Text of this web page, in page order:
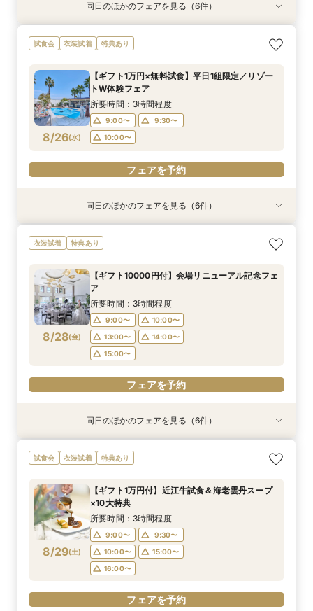
特典あり
8/25(火)
【無料相談】結婚式の悩みや不安を解決・ブライ
ダル相談会
9:00〜
13:00〜
14:00〜
フェアを予約
8/25(火)
【Webオンライン相談】ご遠方の方も在宅のまま
で安心！日程の空き状況＆お見積り相談まで♪か
付きフェアへご招待！
所要時間：2時間程度
フェアを予約
8/25(火)
最短90分！見積×日程×クイック相談会
15:00〜 15:30〜
フェアを予約
特典あり
8/25(火)
【8～30名様◇貸切り】水上ヴィラ見学×家族婚
プラン相談会！結婚式は大好きなご家族と♪そん
名/50万の安心価格で叶える！アットホームＷ♪
所要時間：3時間程度
14:00〜
15:00〜
フェアを予約
特典あり
8/25(火)
【平日限定】最旬ドレス試着&見学もOK◎先取り
花嫁体験付相談会
9:00〜
13:00〜
14:00〜
フェアを予約
8/25(火)
【平日限定】フォト婚×会食×挙式のみも◎結婚
準備なんでも相談会
10:00〜
13:00〜
15:00〜
16:00〜
同日のほかのフェアを見る（6件）
試食会 衣装試着 特典あり
8/26(水)
【ギフト1万円×無料試食】平日1組限定／リゾー
トW体験フェア
所要時間：3時間程度
9:00〜
9:30〜
10:00〜
フェアを予約
特典あり
8/26(水)
【無料相談】結婚式の悩みや不安を解決・ブライ
ダル相談会
13:00〜
14:00〜
フェアを予約
8/26(水)
【Webオンライン相談】ご遠方の方も在宅のまま
で安心！日程の空き状況＆お見積り相談まで♪か
付きフェアへご招待！
所要時間：2時間程度
フェアを予約
8/26(水)
最短90分！見積×日程×クイック相談会
15:00〜 15:30〜
フェアを予約
特典あり
8/26(水)
【8～30名様◇貸切り】水上ヴィラ見学×家族婚
プラン相談会！結婚式は大好きなご家族と♪そん
名/50万の安心価格で叶える！アットホームＷ♪
所要時間：3時間程度
14:00〜
15:00〜
フェアを予約
特典あり
8/26(水)
【平日限定】最旬ドレス試着&見学もOK◎先取り
花嫁体験付相談会
13:00〜
14:00〜
フェアを予約
8/26(水)
【平日限定】フォト婚×会食×挙式のみも◎結婚
準備なんでも相談会
13:00〜
15:00〜
16:00〜
フェアを予約
同日のほかのフェアを見る（6件）
衣装試着 特典あり
8/28(金)
【ギフト10000円付】会場リニューアル記念フェ
ア
所要時間：3時間程度
9:00〜
10:00〜
13:00〜
14:00〜
15:00〜
フェアを予約
特典あり
8/28(金)
【無料相談】結婚式の悩みや不安を解決・ブライ
ダル相談会
9:00〜
13:00〜
14:00〜
フェアを予約
8/28(金)
【Webオンライン相談】ご遠方の方も在宅のまま
で安心！日程の空き状況＆お見積り相談まで♪か
付きフェアへご招待！
所要時間：2時間程度
フェアを予約
8/28(金)
最短90分！見積×日程×クイック相談会
15:00〜 15:30〜
フェアを予約
特典あり
8/28(金)
【8～30名様◇貸切り】水上ヴィラ見学×家族婚
プラン相談会！結婚式は大好きなご家族と♪そん
名/50万の安心価格で叶える！アットホームＷ♪
所要時間：3時間程度
14:00〜
15:00〜
フェアを予約
特典あり
8/28(金)
【平日限定】最旬ドレス試着&見学もOK◎先取り
花嫁体験付相談会
9:00〜
13:00〜
14:00〜
フェアを予約
8/28(金)
【平日限定】フォト婚×会食×挙式のみも◎結婚
準備なんでも相談会
10:00〜
13:00〜
15:00〜
16:00〜
フェアを予約
同日のほかのフェアを見る（6件）
試食会 衣装試着 特典あり
8/29(土)
【ギフト1万円付】近江牛試食＆海老雲丹スープ
×10大特典
所要時間：3時間程度
9:00〜
9:30〜
10:00〜
15:00〜
16:00〜
フェアを予約